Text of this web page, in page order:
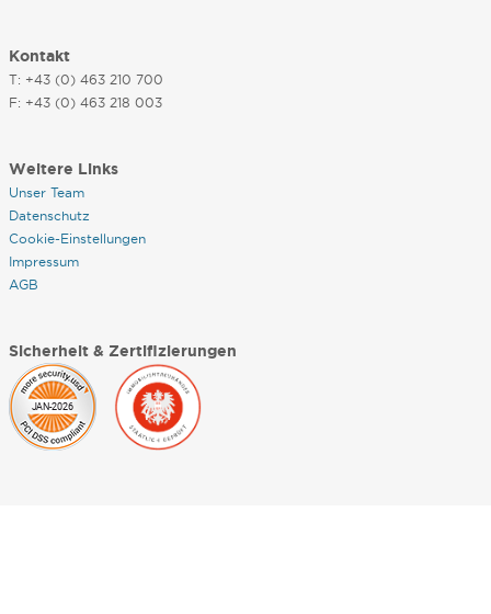
Kontakt
T: +43 (0) 463 210 700
F: +43 (0) 463 218 003
Weitere Links
Unser Team
Datenschutz
Cookie-Einstellungen
Impressum
AGB
Sicherheit & Zertifizierungen